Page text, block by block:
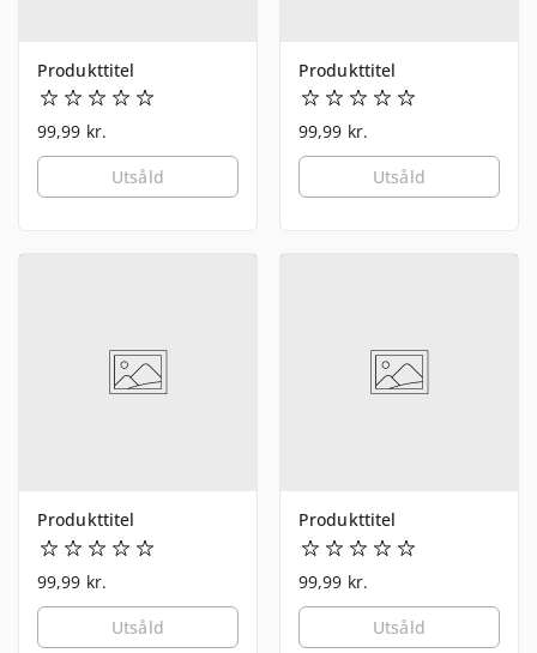
Produkttitel
99,99 kr.
Utsåld
Produkttitel
99,99 kr.
Utsåld
Produkttitel
99,99 kr.
Utsåld
Produkttitel
99,99 kr.
Utsåld